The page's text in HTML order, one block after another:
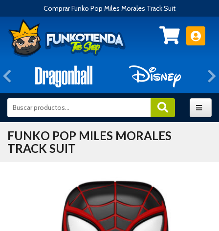
Comprar Funko Pop Miles Morales Track Suit
Anterior
FUNKO POP MILES MORALES
TRACK SUIT